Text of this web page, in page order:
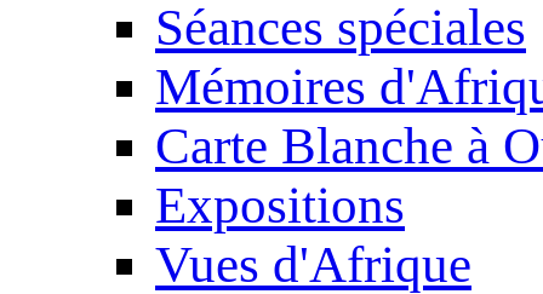
Séances spéciales
Mémoires
Carte Blanche à
Expositions
Vues d'Afrique